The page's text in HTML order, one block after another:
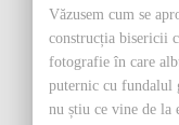
Văzusem cum se
construcția bisericii
fotografie în care
puternic cu
nu știu ce vine de la